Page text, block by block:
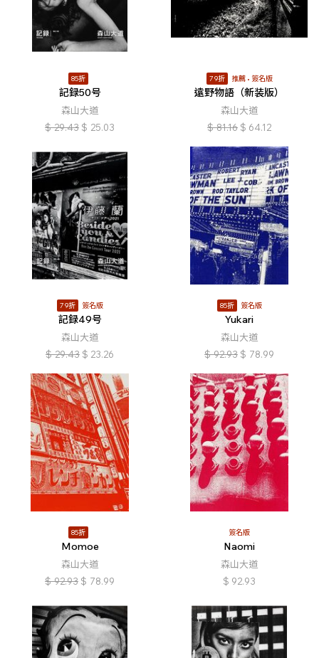
85折
記録50号
森山大道
$ 29.43 $ 25.03
79折 推薦 簽名版
遠野物語（新装版）
森山大道
$ 81.16 $ 64.12
79折 簽名版
記録49号
森山大道
$ 29.43 $ 23.26
85折 簽名版
Yukari
森山大道
$ 92.93 $ 78.99
85折
Momoe
森山大道
$ 92.93 $ 78.99
簽名版
Naomi
森山大道
$ 92.93